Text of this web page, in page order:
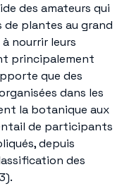
des amateurs qui
plantes au grand
nourrir leurs
principalement
que des
dans les
la botanique aux
de participants
depuis
des